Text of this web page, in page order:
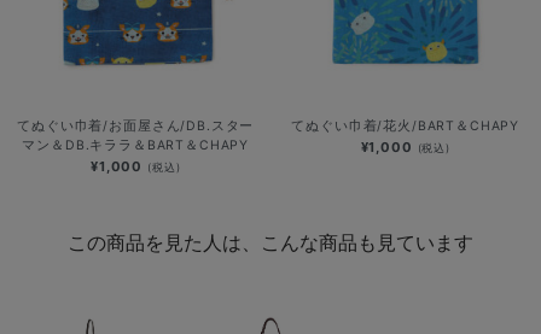
てぬぐい巾着/お面屋さん/DB.スター
マン＆DB.キララ＆BART＆CHAPY
¥1,000 (税込)
てぬぐい巾着/花火/BART＆CHAPY
¥1,000 (税込)
この商品を見た人は、こんな商品も見ています